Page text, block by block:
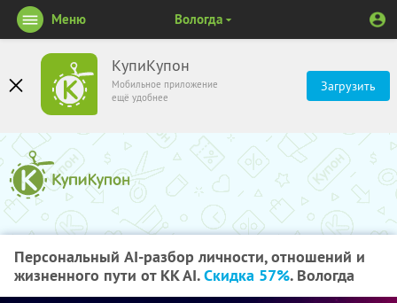
КупиКупон
Мобильное приложение
ещё удобнее
Загрузить
Меню Вологда
Персональный AI-разбор личности, отношений и
жизненного пути от KK AI.Скидка 57%. Вологда